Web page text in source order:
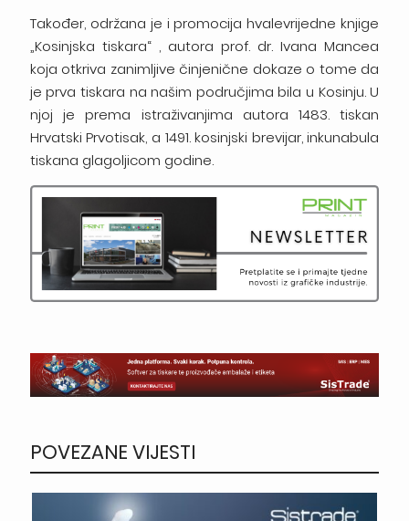
Također, održana je i promocija hvalevrijedne knjige
„Kosinjska tiskara“ , autora prof. dr. Ivana Mancea
koja otkriva zanimljive činjenične dokaze o tome da
je prva tiskara na našim područjima bila u Kosinju. U
njoj je prema istraživanjima autora 1483. tiskan
Hrvatski Prvotisak, a 1491. kosinjski brevijar, inkunabula
tiskana glagoljicom godine.
POVEZANE VIJESTI